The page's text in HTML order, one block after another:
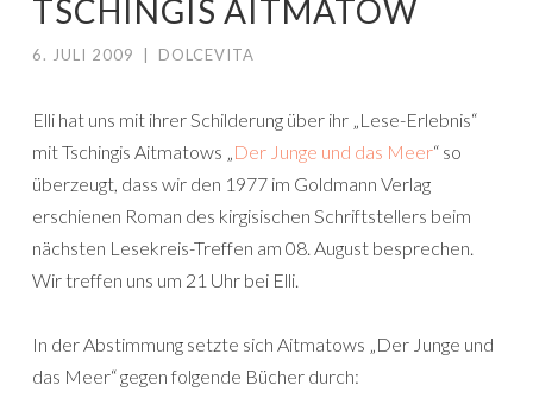
TSCHINGIS AITMATOW
6. JULI 2009 DOLCEVITA
Elli hat uns mit ihrer Schilderung über ihr „Lese-Erlebnis“
mit Tschingis Aitmatows „Der Junge und das Meer“ so
überzeugt, dass wir den 1977 im Goldmann Verlag
erschienen Roman des kirgisischen Schriftstellers beim
nächsten Lesekreis-Treffen am 08. August besprechen.
Wir treffen uns um 21 Uhr bei Elli.
In der Abstimmung setzte sich Aitmatows „Der Junge und
das Meer“ gegen folgende Bücher durch: